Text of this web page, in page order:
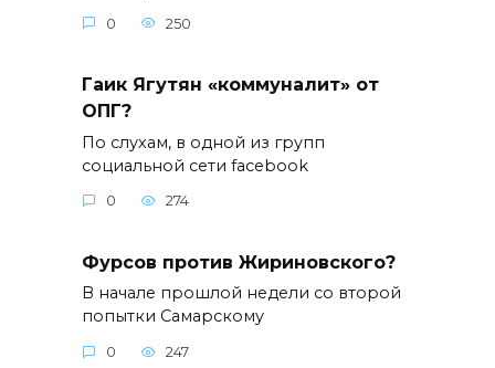
0 250
Гаик Ягутян «коммуналит» от
ОПГ?
По слухам, в одной из групп
социальной сети facebook
0 274
Фурсов против Жириновского?
В начале прошлой недели со второй
попытки Самарскому
0 247